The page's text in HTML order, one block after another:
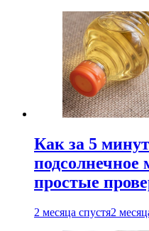
Как за 5
подсолнечное
простые
2 месяца спустя2